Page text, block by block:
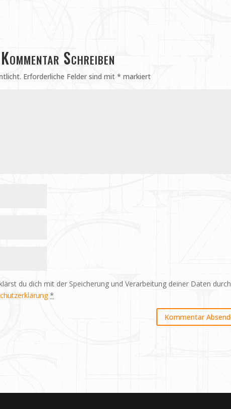
Kommentar Schreiben
Erforderliche Felder sind mit* markiert
du dich mit der Speicherung und Verarbeitung deiner Daten durch
*